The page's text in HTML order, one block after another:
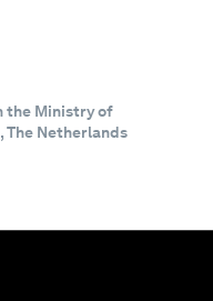
the Ministry of
Netherlands